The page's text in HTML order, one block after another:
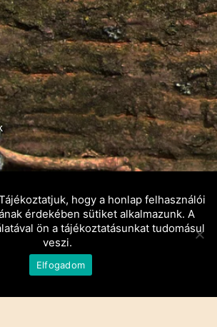
© 2025 csaladikertek.hu
hogy a honlap felhasználói
érdekében sütiket alkalmazunk. A
ön a tájékoztatásunkat tudomásul
veszi.
Elfogadom